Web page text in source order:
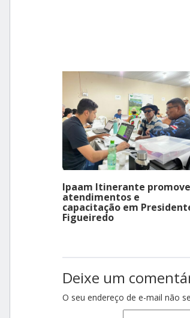
Ipaam Itinerante promove
atendimentos e
capacitação em
Figueiredo
Deixe um
O seu endereço de e-mail não